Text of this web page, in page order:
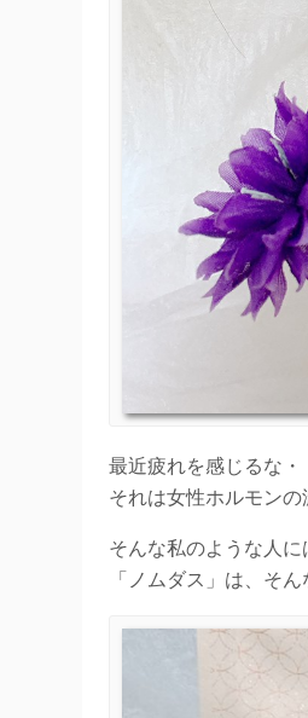
最近疲れを感じるな・
それは女性ホルモンの
そんな私のような人
「ノムダス」は、そ